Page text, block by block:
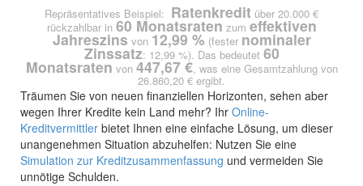
Repräsentatives Beispiel: Ratenkredit über 20.000 €
rückzahlbar in 60 Monatsraten zum effektiven
Jahreszins von 12,99 % (fester nominaler
Zinssatz: 12,99 %). Das bedeutet 60
Monatsraten von 447,67 €, was eine Gesamtzahlung von
26.860,20 € ergibt.
Träumen Sie von neuen finanziellen Horizonten, sehen aber
wegen Ihrer Kredite kein Land mehr? Ihr Online-
Kreditvermittler bietet Ihnen eine einfache Lösung, um dieser
unangenehmen Situation abzuhelfen: Nutzen Sie eine
Simulation zur Kreditzusammenfassung und vermeiden Sie
unnötige Schulden.